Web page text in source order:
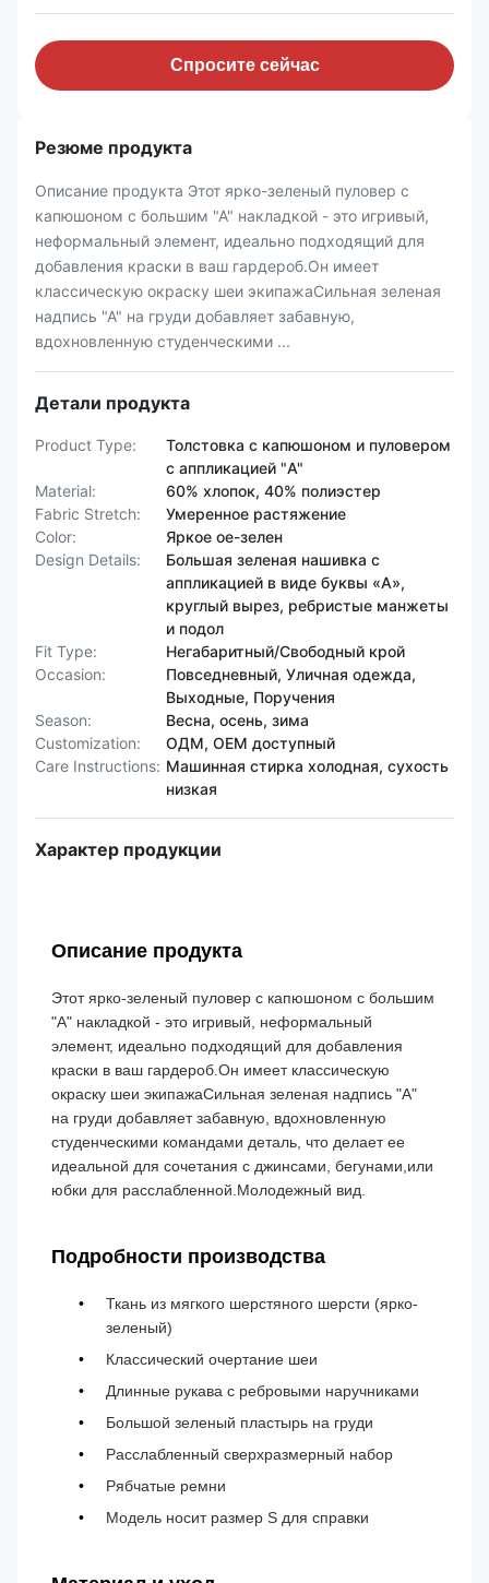
Спросите сейчас
Резюме продукта
Описание продукта Этот ярко-зеленый пуловер с
капюшоном с большим "А" накладкой - это игривый,
неформальный элемент, идеально подходящий для
добавления краски в ваш гардероб.Он имеет
классическую окраску шеи экипажаСильная зеленая
надпись "А" на груди добавляет забавную,
вдохновленную студенческими ...
Детали продукта
Product Type:
Толстовка с капюшоном и пуловером
с аппликацией "A"
Material:
60% хлопок, 40% полиэстер
Fabric Stretch:
Умеренное растяжение
Color:
Яркое ое-зелен
Design Details:
Большая зеленая нашивка с
аппликацией в виде буквы «А»,
круглый вырез, ребристые манжеты
и подол
Fit Type:
Негабаритный/Свободный крой
Occasion:
Повседневный, Уличная одежда,
Выходные, Поручения
Season:
Весна, осень, зима
Customization:
ОДМ, OEM доступный
Care Instructions: Машинная стирка холодная, сухость
низкая
Характер продукции
Описание продукта
Этот ярко-зеленый пуловер с капюшоном с большим
"А" накладкой - это игривый, неформальный
элемент, идеально подходящий для добавления
краски в ваш гардероб.Он имеет классическую
окраску шеи экипажаСильная зеленая надпись "А"
на груди добавляет забавную, вдохновленную
студенческими командами деталь, что делает ее
идеальной для сочетания с джинсами, бегунами,или
юбки для расслабленной.Молодежный вид.
Подробности производства
Ткань из мягкого шерстяного шерсти (ярко-
зеленый)
Классический очертание шеи
Длинные рукава с ребровыми наручниками
Большой зеленый пластырь на груди
Расслабленный сверхразмерный набор
Рябчатые ремни
Модель носит размер S для справки